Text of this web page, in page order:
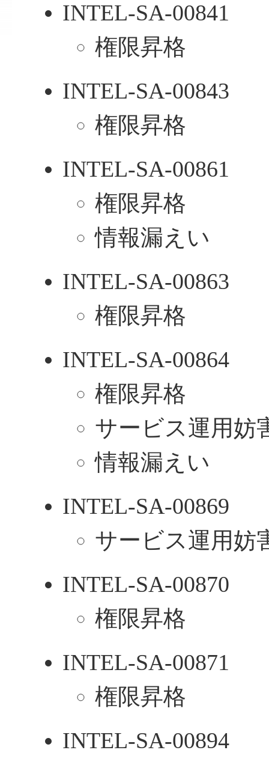
INTEL-SA-00841
権限昇格
INTEL-SA-00843
権限昇格
INTEL-SA-00861
権限昇格
情報漏えい
INTEL-SA-00863
権限昇格
INTEL-SA-00864
権限昇格
サービス運用妨
情報漏えい
INTEL-SA-00869
サービス運用妨
INTEL-SA-00870
権限昇格
INTEL-SA-00871
権限昇格
INTEL-SA-00894